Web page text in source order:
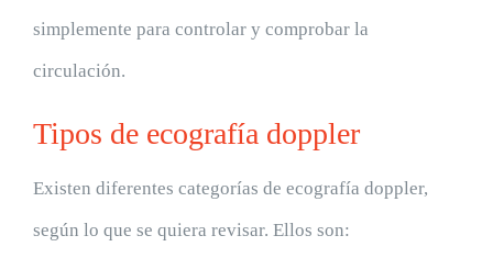
simplemente para controlar y comprobar la
circulación.
Tipos de ecografía doppler
Existen diferentes categorías de ecografía doppler,
según lo que se quiera revisar. Ellos son: